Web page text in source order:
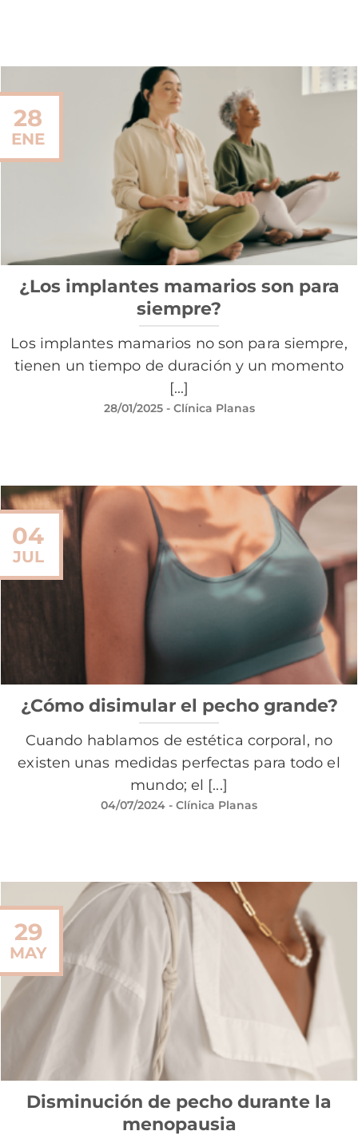
¿Los implantes mamarios son para
siempre?
Los implantes mamarios no son para siempre,
tienen un tiempo de duración y un momento
[...]
28/01/2025- Clínica Planas
28
ENE
¿Cómo disimular el pecho grande?
Cuando hablamos de estética corporal, no
existen unas medidas perfectas para todo el
mundo; el [...]
04/07/2024 - Clínica Planas
04
JUL
Disminución de pecho durante la
menopausia
29
MAY